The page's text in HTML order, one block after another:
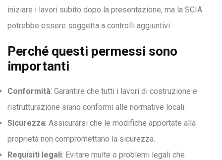
iniziare i lavori subito dopo la presentazione, ma la SCIA
potrebbe essere soggetta a controlli aggiuntivi.
Perché questi permessi sono
importanti
Conformità: Garantire che tutti i lavori di costruzione e
ristrutturazione siano conformi alle normative locali.
Sicurezza: Assicurarsi che le modifiche apportate alla
proprietà non compromettano la sicurezza.
Requisiti legali: Evitare multe o problemi legali che